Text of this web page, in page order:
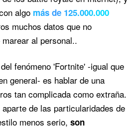
algo más de 125.000.000
muchos datos que no
al personal..
fenómeno 'Fortnite' -igual que
general- es hablar de una
tan complicada como extraña.
de las particularidades de
menos serio, son